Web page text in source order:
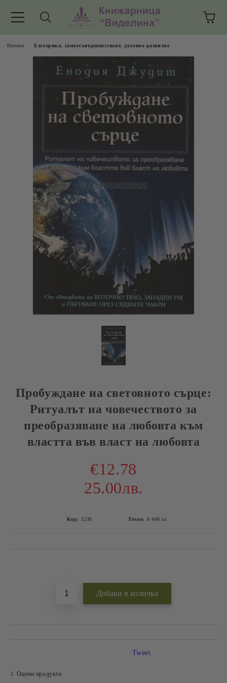
Начало Езотерика, самоусъвършенстване, духовно развитие
Пробуждане на световното сърце:
Ритуалът на човечеството за
преобразяване на любовта към
властта във власт на любовта
€12.78
25.00лв.
Код: 1230 Тегло: 0.400 кг
Оцени продукта
Tweet